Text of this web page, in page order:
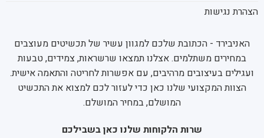
הצהרת נגישות
האניבירד - הכתובת שלכם למגוון עשיר של תכשיטים מעוצבים
במחירים משתלמים. אצלנו תמצאו שרשראות, צמידים, טבעות
ועגילים בעיצובים מרהיבים, עם אפשרות לחריטה והתאמה אישית.
הצוות המקצועי שלנו כאן כדי לעזור לכם למצוא את התכשיט
המושלם, במחיר המושלם.
שרות הלקוחות שלנו כאן בשבילכם